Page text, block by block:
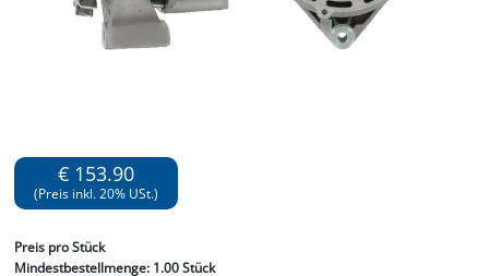
€ 153.90
(Preis inkl. 20% USt.)
Preis pro Stück
Mindestbestellmenge: 1.00 Stück